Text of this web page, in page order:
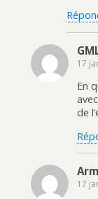
17
En
de
17